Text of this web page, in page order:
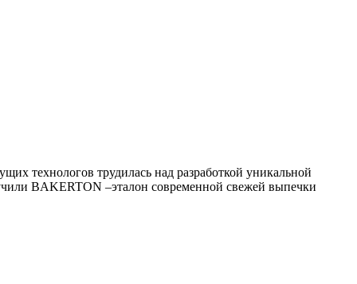
технологов трудилась над разработкой уникальной
BAKERTON –эталон современной свежей выпечки